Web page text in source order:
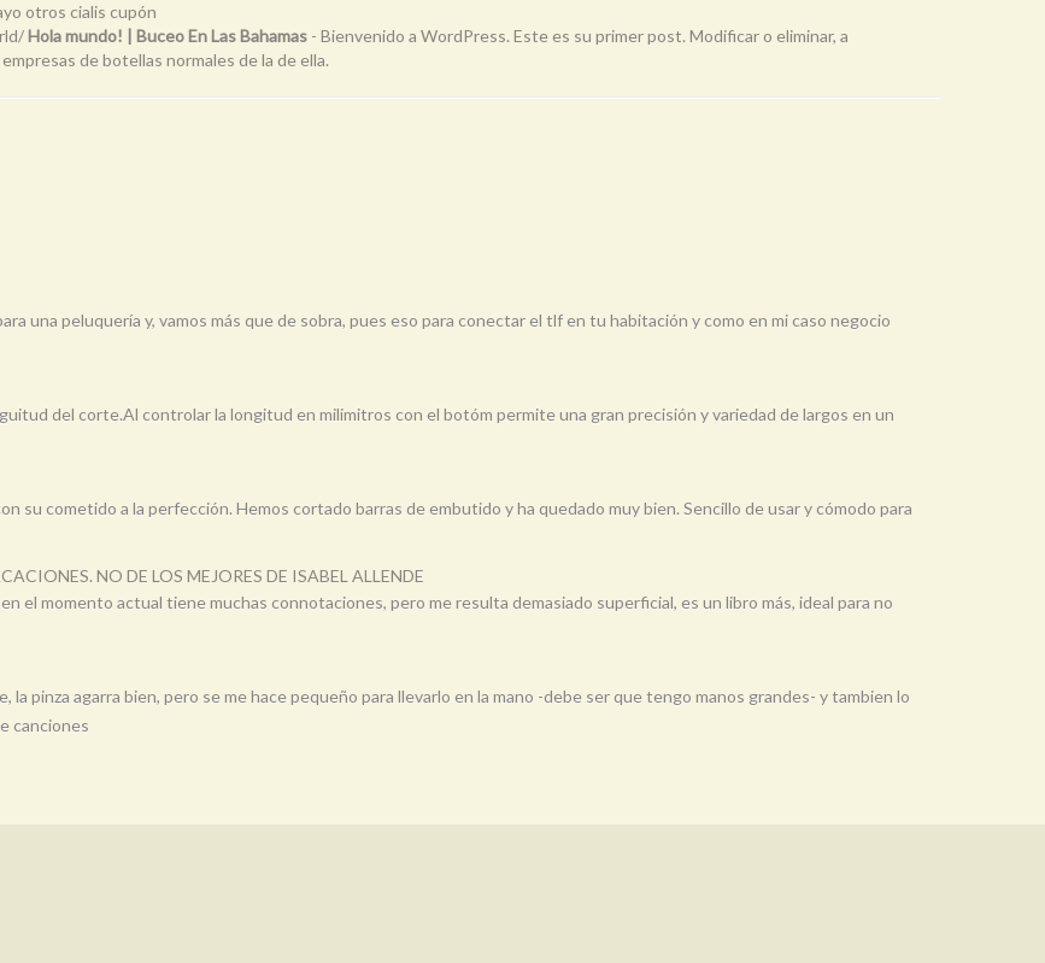
otros cialis cupón
Hola mundo! | Buceo En Las Bahamas - Bienvenido a WordPress. Este es su primer post. Modificar o eliminar, a
de botellas normales de la de ella.
una peluquería y, vamos más que de sobra, pues eso para conectar el tlf en tu habitación y como en mi caso negocio
del corte.Al controlar la longitud en milimitros con el botóm permite una gran precisión y variedad de largos en un
su cometido a la perfección. Hemos cortado barras de embutido y ha quedado muy bien. Sencillo de usar y cómodo para
NO DE LOS MEJORES DE ISABEL ALLENDE
el momento actual tiene muchas connotaciones, pero me resulta demasiado superficial, es un libro más, ideal para no
pinza agarra bien, pero se me hace pequeño para llevarlo en la mano -debe ser que tengo manos grandes- y tambien lo
canciones